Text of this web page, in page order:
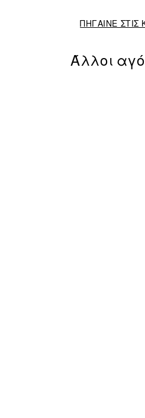
ΠΗΓΑΙΝΕ ΣΤΙΣ
Άλλοι